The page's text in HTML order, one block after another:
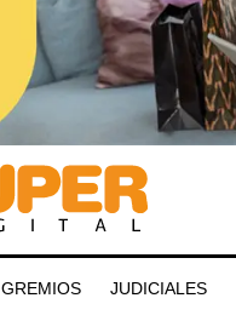
GREMIOS JUDICIALES